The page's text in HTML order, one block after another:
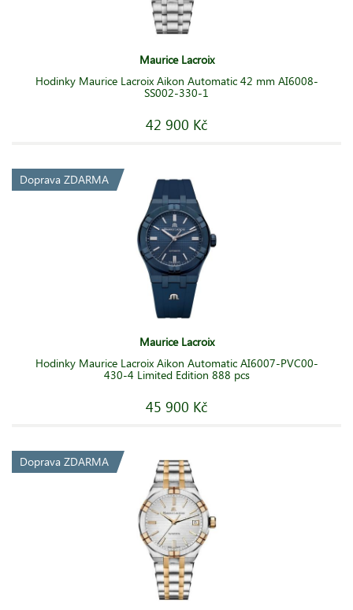
Maurice Lacroix
Hodinky Maurice Lacroix Aikon Automatic 42 mm AI6008-
SS002-330-1
42 900 Kč
Doprava ZDARMA
Maurice Lacroix
Hodinky Maurice Lacroix Aikon Automatic AI6007-PVC00-
430-4 Limited Edition 888 pcs
45 900 Kč
Doprava ZDARMA